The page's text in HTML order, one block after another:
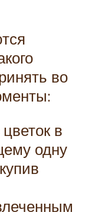
во
в
одну